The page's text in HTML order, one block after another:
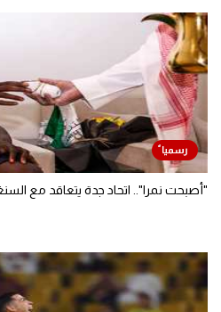
"أصبحت نمرا".. اتحاد جدة يتعاقد مع